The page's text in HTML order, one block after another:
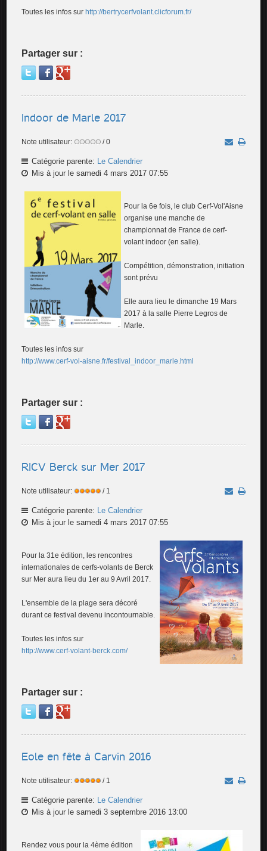
Toutes les infos sur http://bertrycerfvolant.clicforum.fr/
Partager sur :
Indoor de Marle 2017
Note utilisateur: / 0
Catégorie parente: Le Calendrier
Mis à jour le samedi 4 mars 2017 07:55
Pour la 6e fois, le club Cerf-Vol'Aisne
organise une manche de
championnat de France de cerf-
volant indoor (en salle).
Compétition, démonstration, initiation
sont prévu
Elle aura lieu le dimanche 19 Mars
2017 à la salle Pierre Legros de
Marle.
Toutes les infos sur
http://www.cerf-vol-aisne.fr/festival_indoor_marle.html
Partager sur :
RICV Berck sur Mer 2017
Note utilisateur: / 1
Catégorie parente: Le Calendrier
Mis à jour le samedi 4 mars 2017 07:55
Pour la 31e édition, les rencontres
internationales de cerfs-volants de Berck
sur Mer aura lieu du 1er au 9 Avril 2017.
L'ensemble de la plage sera décoré
durant ce festival devenu incontournable.
Toutes les infos sur
http://www.cerf-volant-berck.com/
Partager sur :
Eole en fête à Carvin 2016
Note utilisateur: / 1
Catégorie parente: Le Calendrier
Mis à jour le samedi 3 septembre 2016 13:00
Rendez vous pour la 4ème édition